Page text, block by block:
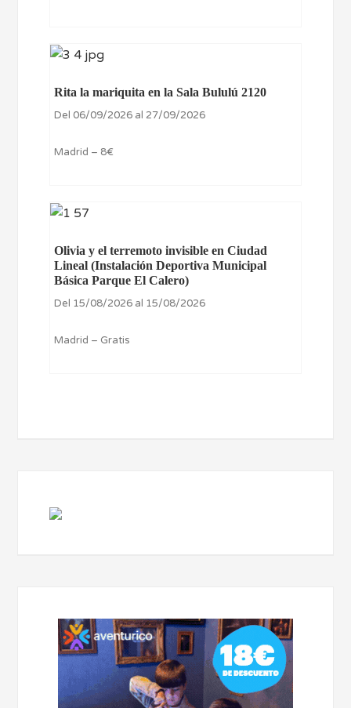
Rita la mariquita en la Sala Bululú 2120
Del 06/09/2026 al 27/09/2026
Madrid – 8€
Olivia y el terremoto invisible en Ciudad
Lineal (Instalación Deportiva Municipal
Básica Parque El Calero)
Del 15/08/2026 al 15/08/2026
Madrid – Gratis